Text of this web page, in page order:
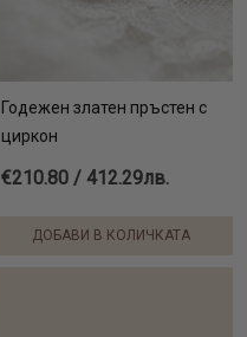
Годежен златен пръстен с
циркон
€210.80 / 412.29лв.
ДОБАВИ В КОЛИЧКАТА